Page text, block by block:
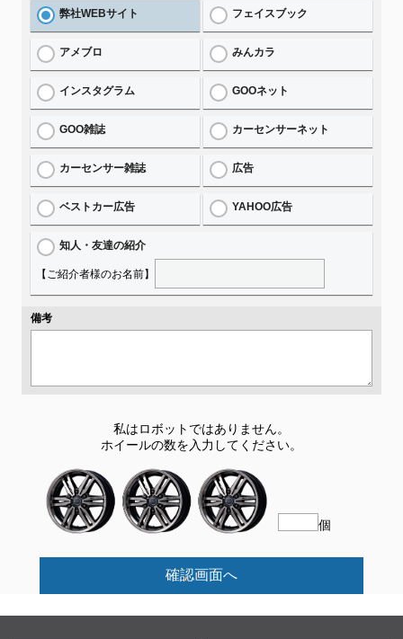
弊社WEBサイト フェイスブック
アメブロ みんカラ
インスタグラム GOOネット
GOO雑誌 カーセンサーネット
カーセンサー雑誌 広告
ベストカー広告 YAHOO広告
知人・友達の紹介
【ご紹介者様のお名前】
備考
私はロボットではありません。
ホイールの数を入力してください。
個
確認画面へ